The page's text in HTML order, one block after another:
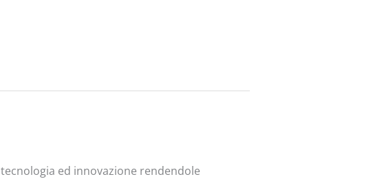
ed innovazione rendendole